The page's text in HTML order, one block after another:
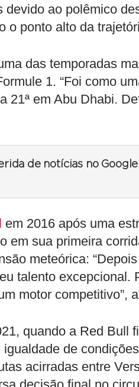
ao polêmico
o ponto alto da
das temporadas
1. “Foi como
21ª em Abu Dhabi.
de notícias no
em 2016 após uma
em sua primeira
meteórica:
talento excepcional.
motor competitivo”,
quando a Red Bull
de
acirradas entre